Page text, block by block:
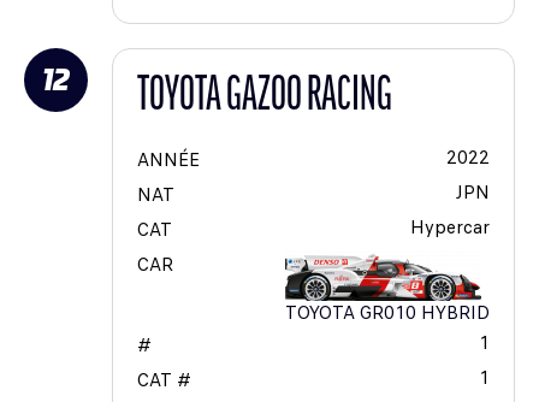
12 TOYOTA GAZOO RACING
ANNÉE
2022
NAT
JPN
CAT
Hypercar
CAR
TOYOTA GR010 HYBRID
#
1
CAT #
1